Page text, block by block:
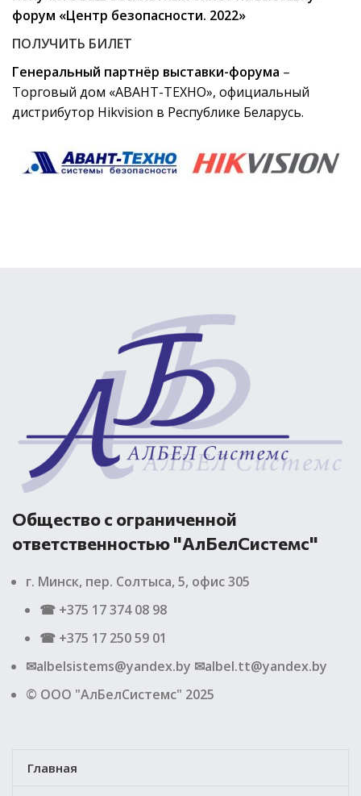
форум «Центр безопасности. 2022»
ПОЛУЧИТЬ БИЛЕТ
Генеральный партнёр выставки-форума –
Торговый дом «АВАНТ-ТЕХНО», официальный
дистрибутор Hikvision в Республике Беларусь.
Общество с ограниченной
ответственностью "АлБелСистемс"
г. Минск, пер. Солтыса, 5, офис 305
☎ +375 17 374 08 98
☎ +375 17 250 59 01
✉albelsistems@yandex.by ✉albel.tt@yandex.by
© ООО "АлБелСистемс" 2025
Главная